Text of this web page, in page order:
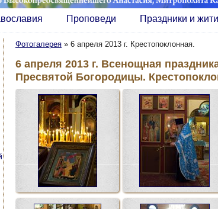
Проповеди Праздники и
Фотогалерея » 6 апреля 2013 г. Крестопоклонная.
6 апреля 2013 г. Всенощная
Пресвятой Богородицы.